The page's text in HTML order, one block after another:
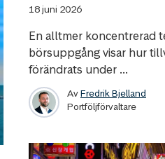
18 juni 2026
En alltmer koncentrerad
börsuppgång visar hur
förändrats under ...
AvFredrik Bjelland
Portföljförvaltare